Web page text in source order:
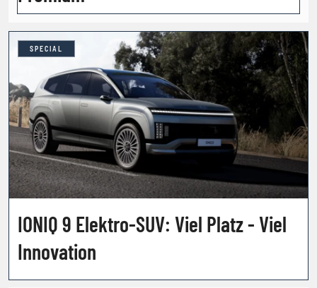
SPECIAL
IONIQ 9 Elektro-SUV: Viel Platz - Viel
Innovation